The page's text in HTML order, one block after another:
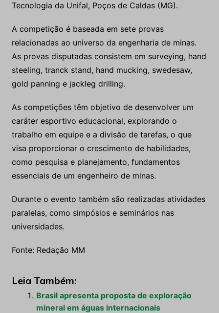
Tecnologia da Unifal, Poços de Caldas (MG).
A competição é baseada em sete provas
relacionadas ao universo da engenharia de minas.
As provas disputadas consistem em surveying, hand
steeling, tranck stand, hand mucking, swedesaw,
gold panning e jackleg drilling.
As competições têm objetivo de desenvolver um
caráter esportivo educacional, explorando o
trabalho em equipe e a divisão de tarefas, o que
visa proporcionar o crescimento de habilidades,
como pesquisa e planejamento, fundamentos
essenciais de um engenheiro de minas.
Durante o evento também são realizadas atividades
paralelas, como simpósios e seminários nas
universidades.
Fonte: Redação MM
Leia Também:
Brasil apresenta proposta de exploração
mineral em águas internacionais